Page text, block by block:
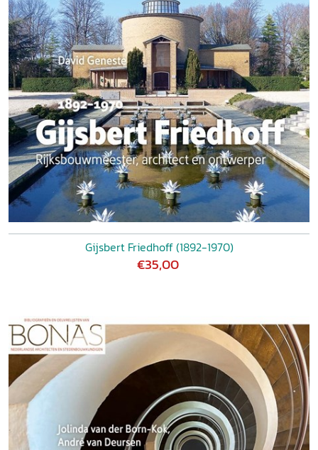
Gijsbert Friedhoff (1892-1970)
€35,00